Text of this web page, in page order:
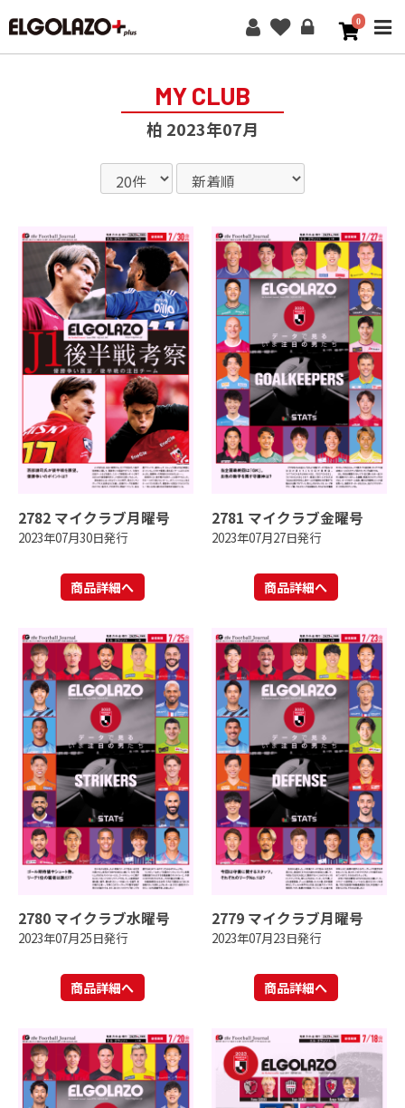
0
MY CLUB
柏 2023年07月
2782 マイクラブ月曜号
2023年07月30日発行
商品詳細へ
2781 マイクラブ金曜号
2023年07月27日発行
商品詳細へ
2780 マイクラブ水曜号
2023年07月25日発行
商品詳細へ
2779 マイクラブ月曜号
2023年07月23日発行
商品詳細へ